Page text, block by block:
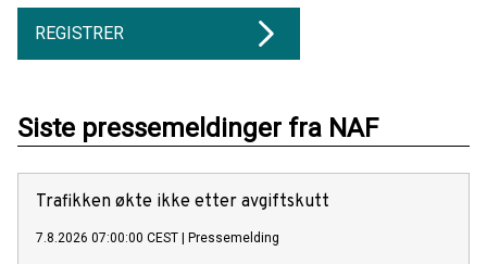
REGISTRER
Siste pressemeldinger fra NAF
Trafikken økte ikke etter avgiftskutt
7.8.2026 07:00:00 CEST | Pressemelding